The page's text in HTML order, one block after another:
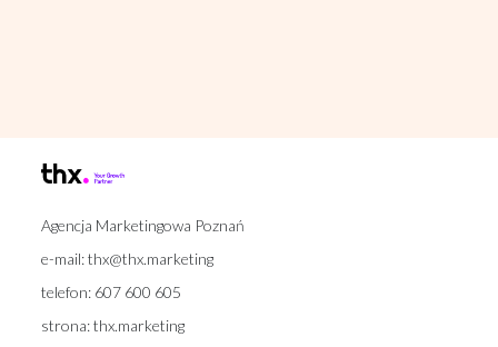
Agencja Marketingowa Poznań
e-mail:thx@thx.marketing
telefon: 607 600 605
strona:thx.marketing